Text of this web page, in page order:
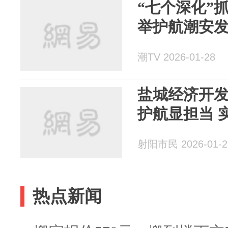
“七个深化”
举护航潮安
潮TV 2026-01-28
盐城经济开
护航显担当
射阳市民 2026-01-
热点新闻